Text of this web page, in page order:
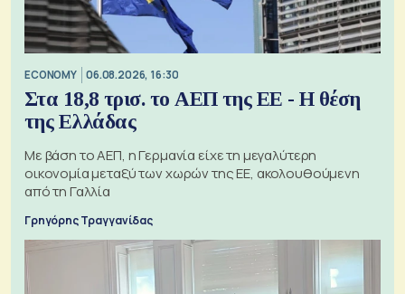
ECONOMY 06.08.2026, 16:30
Στα 18,8 τρισ. το ΑΕΠ της ΕΕ - Η θέση
της Ελλάδας
Με βάση το ΑΕΠ, η Γερμανία είχε τη μεγαλύτερη
οικονομία μεταξύ των χωρών της ΕΕ, ακολουθούμενη
από τη Γαλλία
Γρηγόρης Τραγγανίδας